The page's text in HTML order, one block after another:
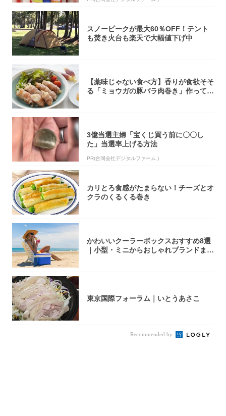
スノーピークが最大60％OFF！テント
も焚き火台も楽天で大幅値下げ中
【薬味じゃない食べ方】香りが食欲そそ
る「ミョウガの豚バラ肉巻き」作ってみ
3億当選主婦「宝くじ買う前に〇〇し
た」当選率上げる方法
PR(合同会社デジタルファーム )
カリとろ食感がたまらない！チーズとオ
クラのくるくる巻き
かわいいクーラーボックスおすすめ8選
｜小型・ミニからおしゃれブランドまで
東京国際フォーラム｜いとうあさこ
Recommended by